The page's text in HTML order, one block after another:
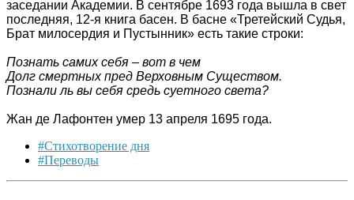
заседании Академии. В сентябре 1693 года вышла в свет
последняя, 12-я книга басен. В басне «Третейский Судья,
Брат милосердия и Пустынник» есть такие строки:
Познать самих себя – вот в чем
Долг смертных пред Верховным Существом.
Познали ль вы себя средь суетного света?
Жан де Лафонтен умер 13 апреля 1695 года.
#Стихотворение дня
#Переводы